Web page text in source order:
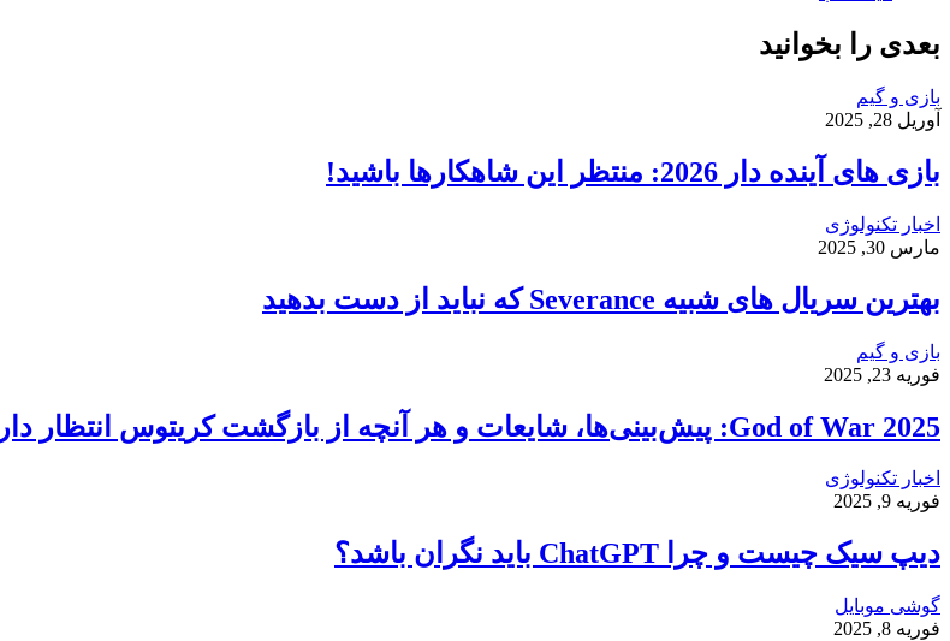
بعدی را بخوانید
بازی و گیم
آوریل 28, 2025
بازی‌ های آینده دار 2026: منتظر این شاهکارها باشید!
اخبار تکنولوژی
مارس 30, 2025
بهترین سریال های شبیه Severance که نباید از دست بدهید
بازی و گیم
فوریه 23, 2025
God of War 2025: پیش‌بینی‌ها، شایعات و هر آنچه از بازگشت کریتوس انتظار داریم!
اخبار تکنولوژی
فوریه 9, 2025
دیپ سیک چیست و چرا ChatGPT باید نگران باشد؟
گوشی موبایل
فوریه 8, 2025